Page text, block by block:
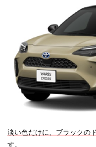
淡い色だけに、ブラックの
す。